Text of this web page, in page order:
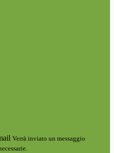
Verrà inviato un messaggio